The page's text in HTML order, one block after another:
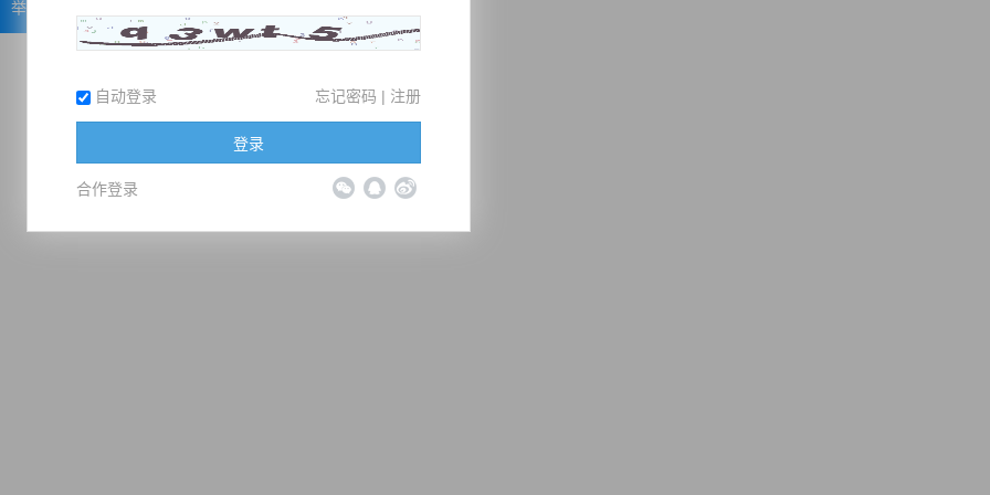
举报
自动登录 忘记密码 | 注册
登录
合作登录